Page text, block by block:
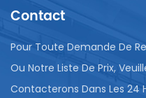
Contact
Pour Toute Demande De
Ou Notre Liste De Prix,
Contacterons Dans Les 24